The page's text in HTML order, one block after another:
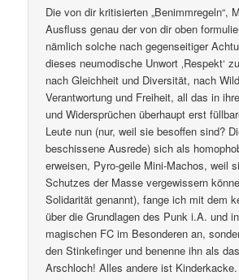
Die von dir kritisierten „Benimmregeln“,
Ausfluss genau der von dir oben
nämlich solche nach gegenseitiger
dieses neumodische Unwort ‚Respekt‘
nach Gleichheit und Diversität, nach
Verantwortung und Freiheit, all das in
und Widersprüchen überhaupt erst
Leute nun (nur, weil sie besoffen sind?
beschissene Ausrede) sich als
erweisen, Pyro-geile Mini-Machos, weil
Schutzes der Masse vergewissern
Solidarität genannt), fange ich mit dem
über die Grundlagen des Punk i.A. und
magischen FC im Besonderen an,
den Stinkefinger und benenne ihn als
Arschloch! Alles andere ist Kinderkacke.